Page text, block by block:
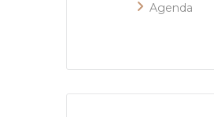
Agenda